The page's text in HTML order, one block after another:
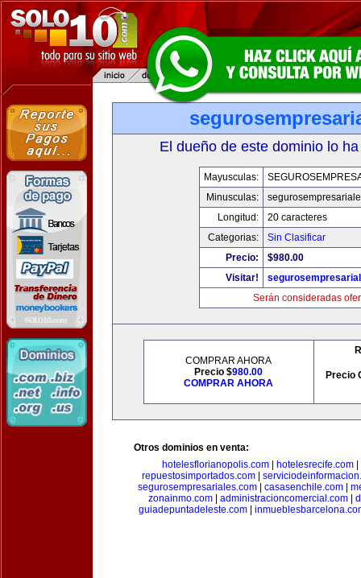
El dueño de este dominio lo
Mayusculas:
Minusculas:
Longitud:
20 caracteres
Categorias:
Sin Clasificar
Precio:
$980.00
Visitar!
Serán consideradas
COMPRAR AHORA
Precio $980.00
COMPRAR AHORA
Precio
Otros dominios en venta:
hotelesflorianopolis.com| hotelesrecife.com|
repuestosimportados.com|
segurosempresariales.com| casasenchile.com|
zonainmo.com
administracioncomercial.com
guiadepuntadeleste.com|